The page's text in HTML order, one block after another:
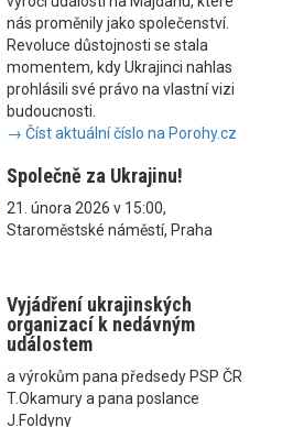
nás proměnily jako společenství.
Revoluce důstojnosti se stala
momentem, kdy Ukrajinci nahlas
prohlásili své právo na vlastní vizi
budoucnosti.
→ Číst aktuální číslo na Porohy.cz
Společně za Ukrajinu!
21. února 2026 v 15:00,
Staroměstské náměstí, Praha
Vyjádření ukrajinských
organizací k nedávným
událostem
a výrokům pana předsedy PSP ČR
T.Okamury a pana poslance
J.Foldyny